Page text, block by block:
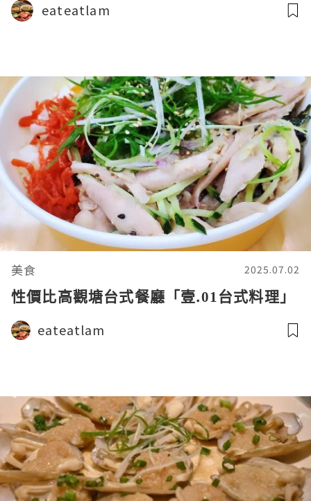
eateatlam
美食 2025.07.02
性價比高觀塘台式餐廳「壹.01台式料理」
eateatlam